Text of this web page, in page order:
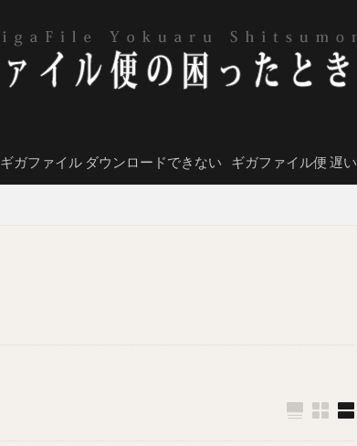
ギガファイル ダウンロードできない ギガファイル便 遅い